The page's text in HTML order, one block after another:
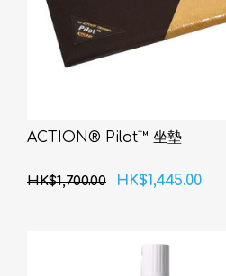
ACTION® Pilot™ 坐墊
HK$1,700.00 HK$1,445.00